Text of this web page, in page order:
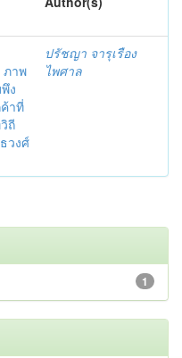
ภาพ
ง
าที่
ถี
วงศ์
ปรัชญา จารุเรือง
ไพศาล
1